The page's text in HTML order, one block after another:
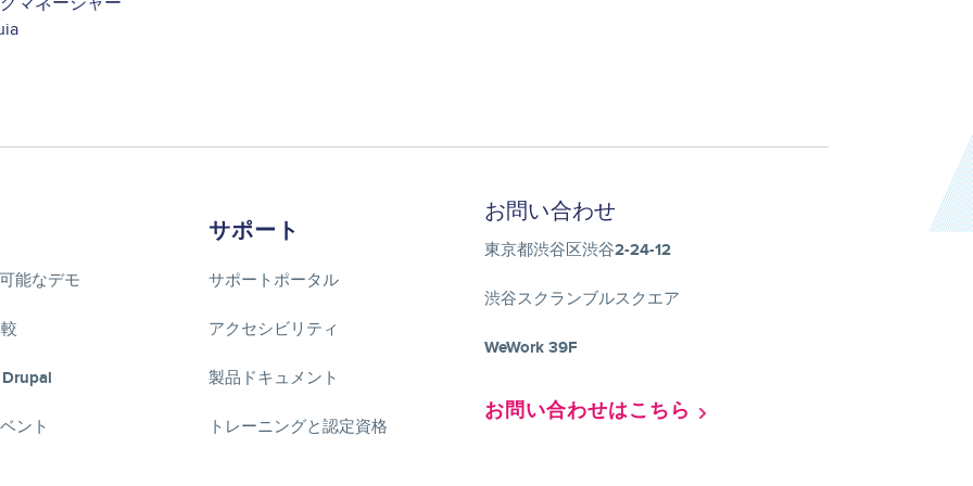
能なデモ
ント
サポート
サポートポータル
アクセシビリティ
製品ドキュメント
トレーニングと認定資格
お問い合わせ
東京都渋谷区渋谷2-24-12
渋谷スクランブルスクエア
WeWork 39F
お問い合わせはこちら